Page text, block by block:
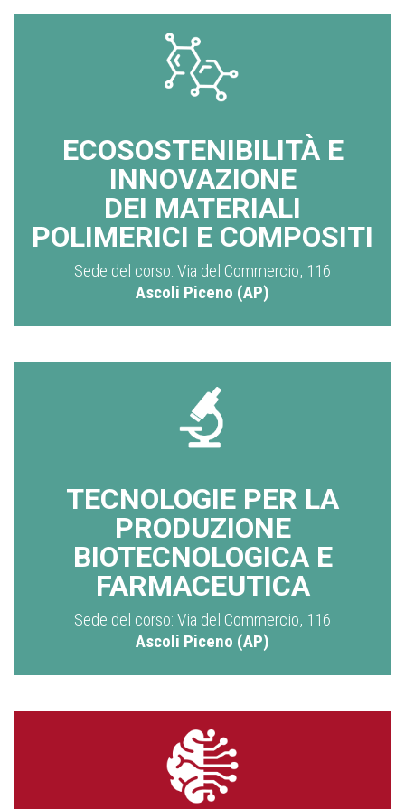
ECOSOSTENIBILITÀ E
INNOVAZIONE
DEI MATERIALI
POLIMERICI E COMPOSITI
Sede del corso: Via del Commercio, 116
Ascoli Piceno (AP)
TECNOLOGIE PER LA
PRODUZIONE
BIOTECNOLOGICA E
FARMACEUTICA
Sede del corso: Via del Commercio, 116
Ascoli Piceno (AP)